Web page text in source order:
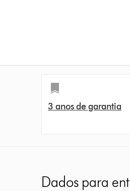
3 anos de garantia
Dados para